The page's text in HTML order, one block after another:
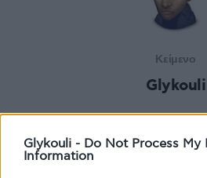
Glykouli - Do Not Process My
Information
Κείμενο
Glykouli